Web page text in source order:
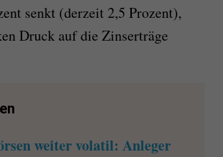
senkt (derzeit 2,5 Prozent),
Druck auf die Zinserträge
weiter volatil: Anleger